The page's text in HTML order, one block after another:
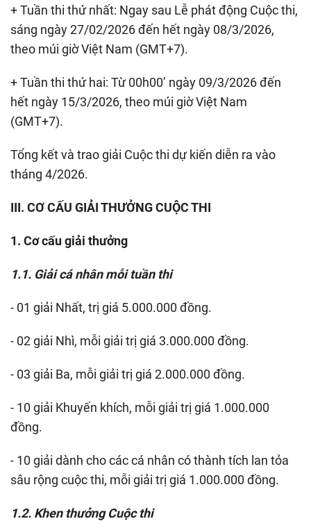
+ Tuần thi thứ nhất: Ngay sau Lễ phát động Cuộc thi,
sáng ngày 27/02/2026 đến hết ngày 08/3/2026,
theo múi giờ Việt Nam (GMT+7).
+ Tuần thi thứ hai: Từ 00h00’ ngày 09/3/2026 đến
hết ngày 15/3/2026, theo múi giờ Việt Nam
(GMT+7).
Tổng kết và trao giải Cuộc thi dự kiến diễn ra vào
tháng 4/2026.
III. CƠ CẤU GIẢI THƯỞNG CUỘC THI
1. Cơ cấu giải thưởng
1.1. Giải cá nhân mỗi tuần thi
- 01 giải Nhất, trị giá 5.000.000 đồng.
- 02 giải Nhì, mỗi giải trị giá 3.000.000 đồng.
- 03 giải Ba, mỗi giải trị giá 2.000.000 đồng.
- 10 giải Khuyến khích, mỗi giải trị giá 1.000.000
đồng.
- 10 giải dành cho các cá nhân có thành tích lan tỏa
sâu rộng cuộc thi, mỗi giải trị giá 1.000.000 đồng.
1.2. Khen thưởng Cuộc thi